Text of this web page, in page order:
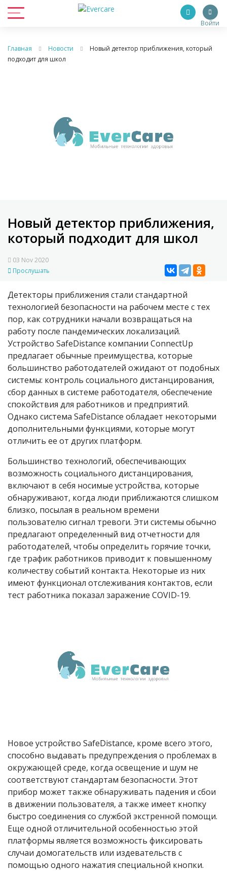
Войти
Главная Новости
Новый детектор приближения, который
подходит для школ
Новый детектор приближения,
который подходит для школ
03 Nov 2020
Прослушать
Детекторы приближения стали стандартной
технологией безопасности на рабочем месте с тех
пор, как сотрудники начали возвращаться на
работу после пандемических локализаций.
Устройство SafeDistance компании ConnectUp
предлагает обычные преимущества, которые
большинство работодателей ожидают от подобных
системы: контроль социального дистанцирования,
сбор данных в системе работодателя, обеспечение
спокойствия для работников и предприятий.
Однако система SafeDistance обладает некоторыми
дополнительными функциями, которые могут
отличить ее от других платформ.
Большинство технологий, обеспечивающих
возможность социального дистанцирования,
включают в себя носимые устройства, которые
обнаруживают, когда люди приближаются слишком
близко, посылая в реальном времени
пользователю сигнал тревоги. Эти системы обычно
предлагают определенный вид отчетности для
работодателей, чтобы определить горячие точки,
где трафик работников приводит к повышенному
количеству событий контакта. Некоторые из них
имеют функционал отслеживания контактов, если
тест работника показал заражение COVID-19.
Новое устройство SafeDistance, кроме всего этого,
способно выдавать предупреждения о проблемах в
окружающей среде, когда освещение и шум не
соответствуют стандартам безопасности. Этот
прибор может также обнаруживать падения и сбои
в движении пользователя, а также имеет кнопку
быстро соединения со службой экстренной помощи.
Еще одной отличительной особенностью этой
платформы является возможность фиксировать
случаи домогательств или издевательств с
помощью одного нажатия специальной кнопки.